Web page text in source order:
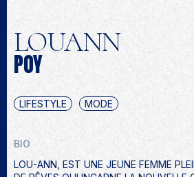
LOUANN
POY
LIFESTYLE MODE
BIO
LOU-ANN, EST UNE JEUNE FEMME